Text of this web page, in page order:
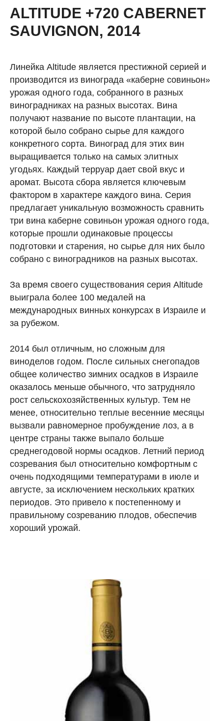
ALTITUDE +720 CABERNET
SAUVIGNON, 2014
Линейка Altitude является престижной серией и
производится из винограда «каберне совиньон»
урожая одного года, собранного в разных
виноградниках на разных высотах. Вина
получают название по высоте плантации, на
которой было собрано сырье для каждого
конкретного сорта. Виноград для этих вин
выращивается только на самых элитных
угодьях. Каждый терруар дает свой вкус и
аромат. Высота сбора является ключевым
фактором в характере каждого вина. Серия
предлагает уникальную возможность сравнить
три вина каберне совиньон урожая одного года,
которые прошли одинаковые процессы
подготовки и старения, но сырье для них было
собрано с виноградников на разных высотах.
За время своего существования серия Altitude
выиграла более 100 медалей на
международных винных конкурсах в Израиле и
за рубежом.
2014 был отличным, но сложным для
виноделов годом. После сильных снегопадов
общее количество зимних осадков в Израиле
оказалось меньше обычного, что затрудняло
рост сельскохозяйственных культур. Тем не
менее, относительно теплые весенние месяцы
вызвали равномерное пробуждение лоз, а в
центре страны также выпало больше
среднегодовой нормы осадков. Летний период
созревания был относительно комфортным с
очень подходящими температурами в июле и
августе, за исключением нескольких кратких
периодов. Это привело к постепенному и
правильному созреванию плодов, обеспечив
хороший урожай.